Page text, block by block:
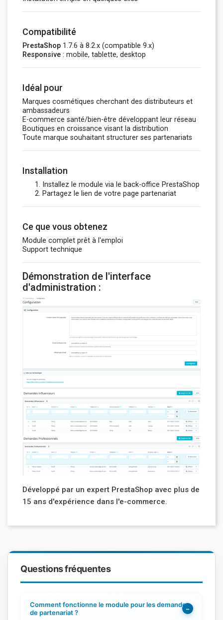
Compatibilité
PrestaShop 1.7.6 à 8.2.x (compatible 9.x)
Responsive : mobile, tablette, desktop
Idéal pour
Marques cosmétiques cherchant des distributeurs et
ambassadeurs
E-commerce santé/bien-être développant leur réseau
Boutiques en croissance visant la distribution
Toute marque souhaitant structurer ses partenariats
Installation
Installez le module via le back-office PrestaShop
Partagez le lien de votre page partenariat
Ce que vous obtenez
Module complet prêt à l'emploi
Support technique
Démonstration de l'interface
d'administration :
Développé par un expert PrestaShop avec plus de
15 ans d'expérience dans l'e-commerce.
Questions fréquentes
Comment fonctionne le module pour les demandes
de partenariat ?
−